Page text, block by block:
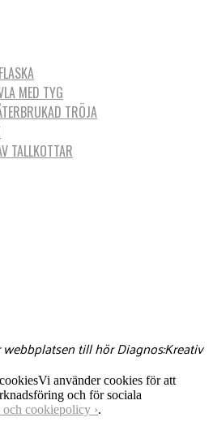
MED TYG
TRÖJA
TALLKOTTAR
till hör Diagnos:Kreativ
Vi använder cookies för att
och för sociala
och cookiepolicy ›.